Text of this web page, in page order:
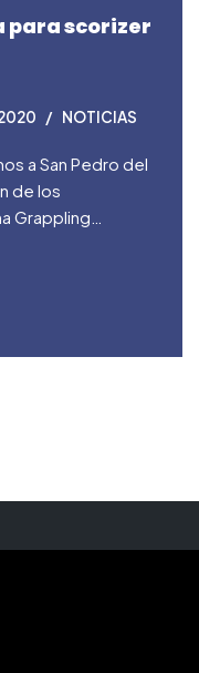
para scorizer
NOTICIAS
a San Pedro del
de los
Grappling…